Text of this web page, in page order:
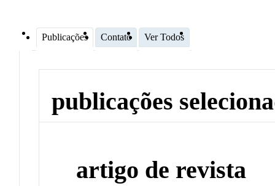
Publicações Contato Ver Todos
publicações
artigo de revista